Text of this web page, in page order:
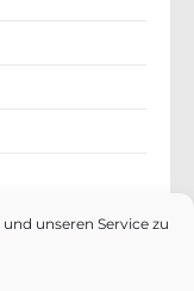
unseren Service zu